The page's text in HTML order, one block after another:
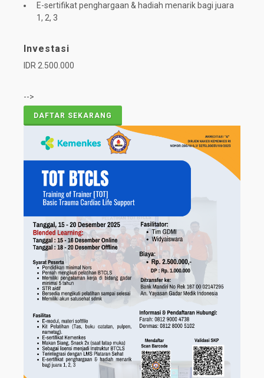
E-sertifikat penghargaan & hadiah menarik bagi juara
1, 2, 3
Investasi
IDR 2.500.000
-->
DAFTAR SEKARANG